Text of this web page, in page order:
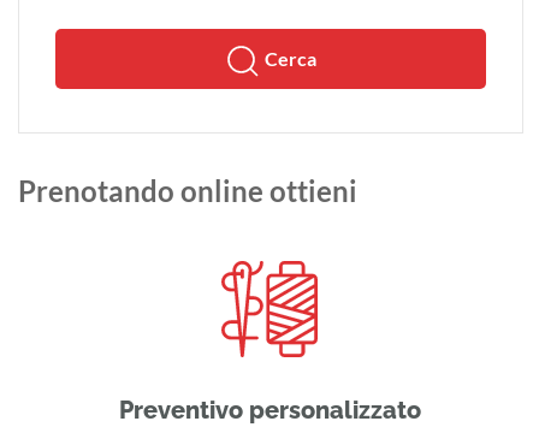
Cerca
Prenotando online ottieni
Preventivo personalizzato